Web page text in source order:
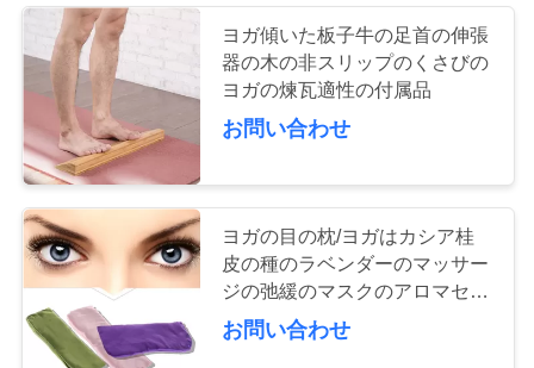
問
い
合
わ
せ
ヨガ傾いた板子牛の足首の伸張
器の木の非スリップのくさびの
ヨガの煉瓦適性の付属品
お問い合わせ
ヨガの目の枕/ヨガはカシア桂
皮の種のラベンダーのマッサー
ジの弛緩のマスクのアロマセラ
ピーを支えます
お問い合わせ